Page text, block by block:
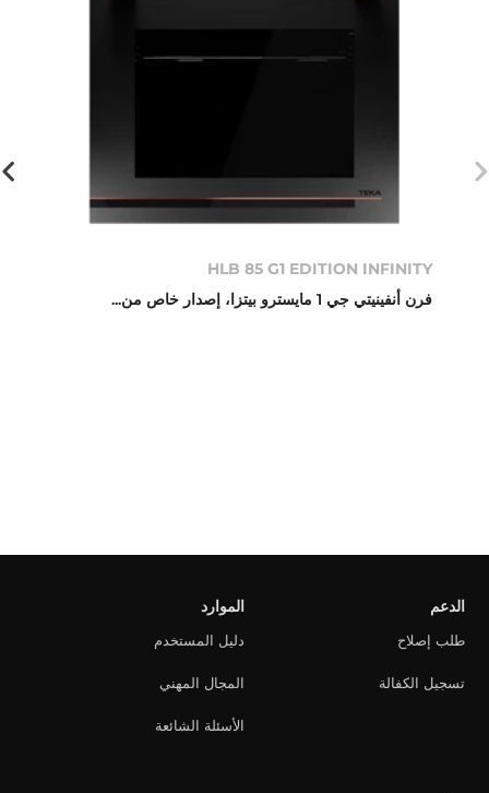
HLB 85 G1 EDITION INFINITY
فرن أنفينيتي جي 1 مايسترو بيتزا، إصدار خاص من...
الدعم
طلب إصلاح
تسجيل الكفالة
الموارد
دليل المستخدم
المجال المهني
الأسئلة الشائعة